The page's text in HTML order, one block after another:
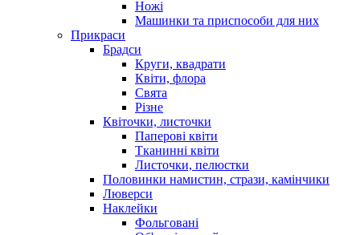
Ножі
Машинки та приспособи для них
Прикраси
Брадси
Круги, квадрати
Квіти, флора
Свята
Різне
Квіточки, листочки
Паперові квіти
Тканинні квіти
Листочки, пелюстки
Половинки намистин, стрази, камінчики
Люверси
Наклейки
Фольговані